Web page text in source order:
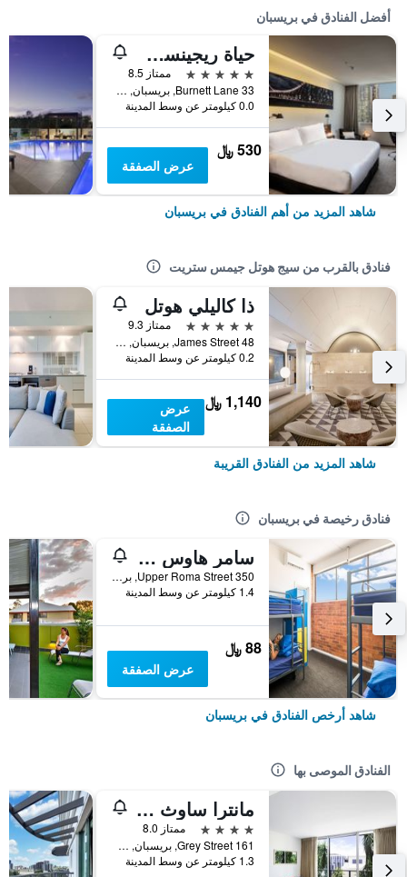
أفضل الفنادق في بريسبان
حياة ريجينسي بريباين
5 نجوم
ممتاز 8.5
33 Burnett Lane, بريسبان, QLD, أستراليا
0.0 كيلومتر عن وسط المدينة
530 ﷼
عرض الصفقة
شاهد المزيد من أهم الفنادق في بريسبان
فنادق بالقرب من سيج هوتل جيمس ستريت
ذا كاليلي هوتل
5 نجوم
ممتاز 9.3
48 James Street, بريسبان, QLD, أستراليا
0.2 كيلومتر عن وسط المدينة
1,140 ﷼
عرض
الصفقة
شاهد المزيد من الفنادق القريبة
فنادق رخيصة في بريسبان
سامر هاوس بريسباين - هوستل
350 Upper Roma Street, بريسبان, QLD, أستراليا
1.4 كيلومتر عن وسط المدينة
88 ﷼
عرض الصفقة
شاهد أرخص الفنادق في بريسبان
الفنادق الموصى بها
مانترا ساوث بانك بريسبان
4 نجوم
ممتاز 8.0
161 Grey Street, بريسبان, QLD, أستراليا
1.3 كيلومتر عن وسط المدينة